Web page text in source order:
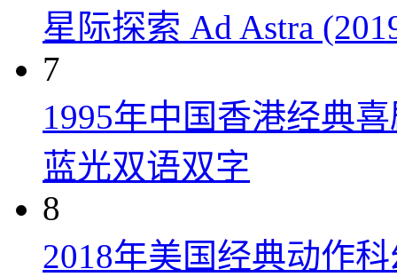
星际探索 Ad Astra
7
1995年中国香港经典
蓝光双语双字
8
2018年美国经典动作